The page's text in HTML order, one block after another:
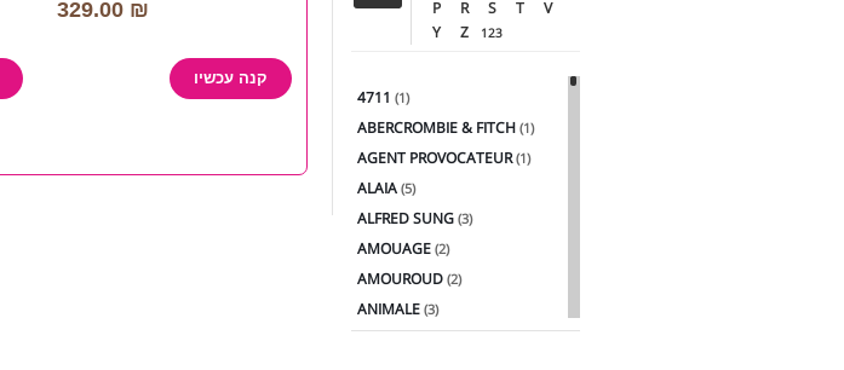
329.00 ₪
קנה עכשיו
P
R S T
V
Y
Z 123
4711 (1)
ABERCROMBIE & FITCH (1)
AGENT PROVOCATEUR(1)
ALAIA (5)
ALFRED SUNG (3)
AMOUAGE (2)
AMOUROUD (2)
ANIMALE (3)